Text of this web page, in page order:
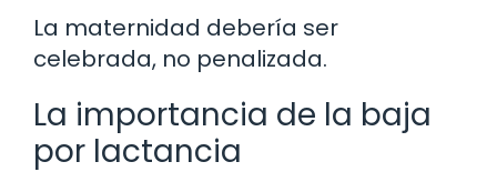
La maternidad debería ser
celebrada, no penalizada.
La importancia de la baja
por lactancia